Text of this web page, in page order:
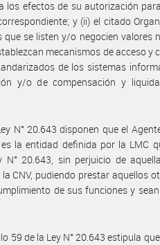
los efectos de su autorización
y (ii) el citado
se listen y/o negocien valores
mecanismos de acceso y
de los sistemas
y/o de compensación y
N° 20.643 disponen que el
la entidad definida por la LMC
20.643, sin perjuicio de
CNV, pudiendo prestar aquellos
de sus funciones y
59 de la Ley N° 20.643 estipula